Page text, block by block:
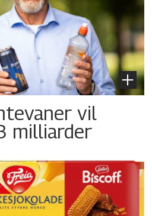
vil
milliarder